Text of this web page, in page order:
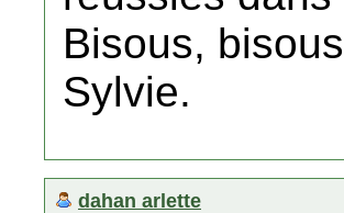
Bisous,
Sylvie.
dahan arlette